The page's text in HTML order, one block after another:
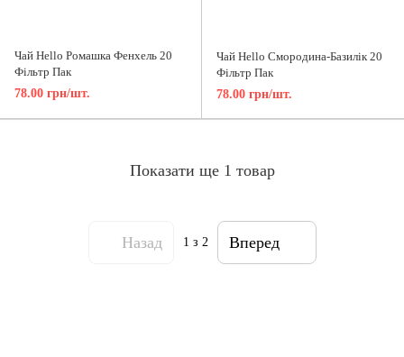
Чай Hello Ромашка Фенхель 20
Фільтр Пак
78.00 грн/шт.
Чай Hello Смородина-Базилік 20
Фільтр Пак
78.00 грн/шт.
Показати ще 1 товар
Назад 1 з 2 Вперед